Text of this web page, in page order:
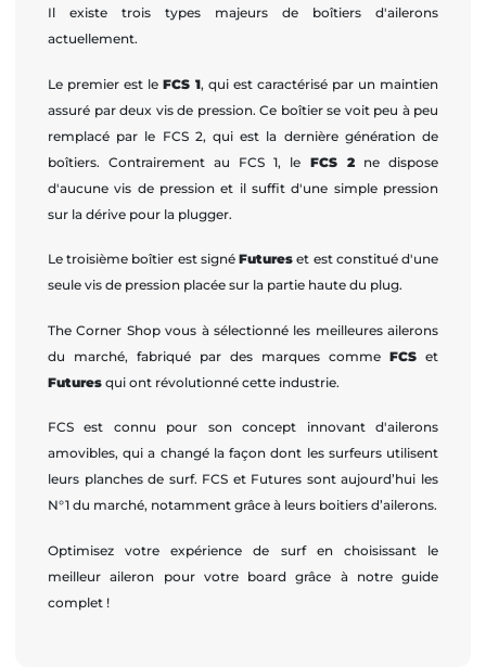
Il existe trois types majeurs de boîtiers d'ailerons
actuellement.
Le premier est le FCS 1, qui est caractérisé par un maintien
assuré par deux vis de pression. Ce boîtier se voit peu à peu
remplacé par le FCS 2, qui est la dernière génération de
boîtiers. Contrairement au FCS 1, le FCS 2 ne dispose
d'aucune vis de pression et il suffit d'une simple pression
sur la dérive pour la plugger.
Le troisième boîtier est signéFutures et est constitué d'une
seule vis de pression placée sur la partie haute du plug.
The Corner Shop vous à sélectionné les meilleures ailerons
du marché, fabriqué par des marques comme FCS et
Futures qui ont révolutionné cette industrie.
FCS est connu pour son concept innovant d'ailerons
amovibles, qui a changé la façon dont les surfeurs utilisent
leurs planches de surf. FCS et Futures sont aujourd’hui les
N°1 du marché, notamment grâce à leurs boitiers d’ailerons.
Optimisez votre expérience de surf en choisissant le
meilleur aileron pour votre board grâce à notre guide
complet !